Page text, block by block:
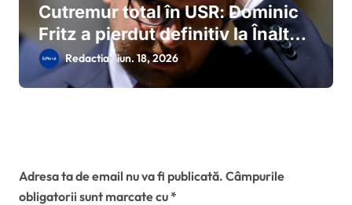
Cutremur total în USR: Dominic
Fritz a pierdut definitiv la Înalta
Curte procesul cu ANI, este
declarat incompatibil și își
Redactia iun. 18, 2026
Adresa ta de email nu va fi publicată. Câmpurile
obligatorii sunt marcate cu*